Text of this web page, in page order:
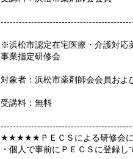
※浜松市認定在宅医療・介護対応
事業指定研修会
対象者：浜松市薬剤師会会員お
受講料：無料
★★★★★ＰＥＣＳによる研修
・個人で事前にＰＥＣＳに登録